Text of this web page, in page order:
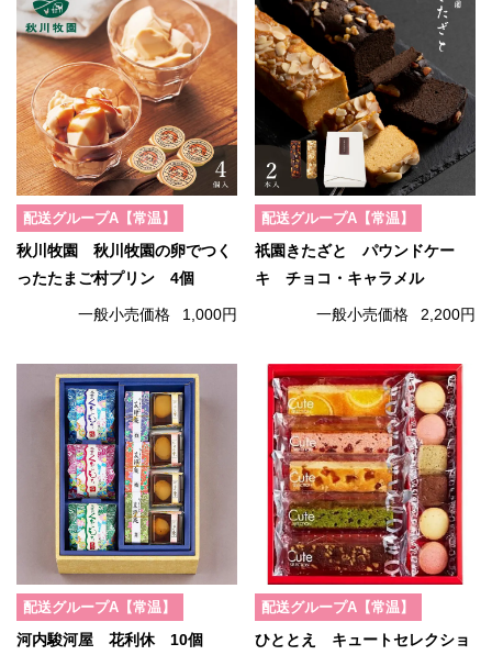
配送グループA【常温】
秋川牧園 秋川牧園の卵でつく
ったたまご村プリン 4個
一般小売価格 1,000円
配送グループA【常温】
祇園きたざと パウンドケー
キ チョコ・キャラメル
一般小売価格 2,200円
配送グループA【常温】
河内駿河屋 花利休 10個
配送グループA【常温】
ひととえ キュートセレクショ